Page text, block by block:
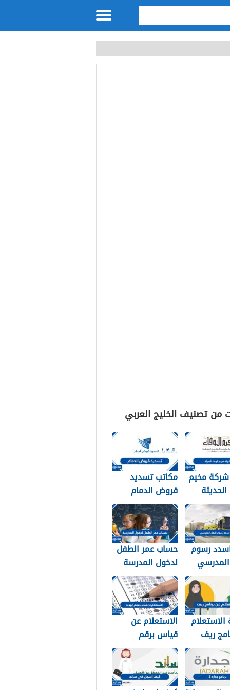
من تصنيف الخليج العربي
شركة مخيم
مكاتب تسديد
قروض الدمام
1448
رسوم
حساب عمر الطفل
لدخول المدرسة
1448
ريف
1448
الاستعلام عن
قياس برقم
الهوية 1448
services.qiyas.s
a